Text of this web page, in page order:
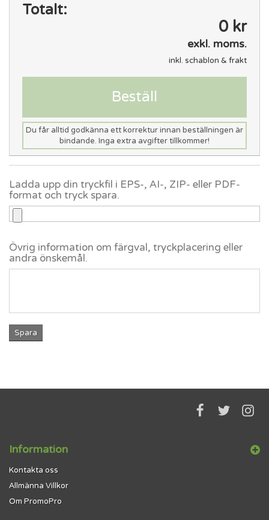
Totalt:
0 kr
exkl. moms.
inkl. schablon & frakt
Beställ
Du får alltid godkänna ett korrektur innan beställningen är
bindande. Inga extra avgifter tillkommer!
Ladda upp din tryckfil i EPS-, AI-, ZIP- eller PDF-
format och tryck spara.
Övrig information om färgval, tryckplacering eller
andra önskemål.
Spara
Information
Kontakta oss
Allmänna Villkor
Om PromoPro